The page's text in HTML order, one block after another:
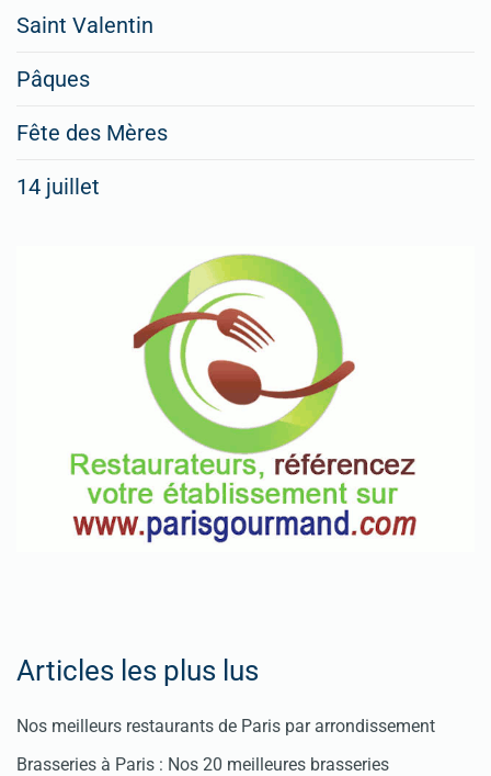
Saint Valentin
Pâques
Fête des Mères
14 juillet
Articles les plus lus
Nos meilleurs restaurants de Paris par arrondissement
Brasseries à Paris : Nos 20 meilleures brasseries